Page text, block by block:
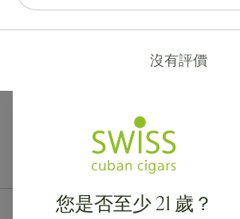
沒有評價
您是否至少 21 歲？
提供寄往加拿大、英國及澳洲的國際運送服務！